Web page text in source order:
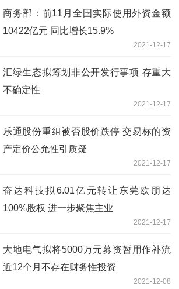
商务部：前11月全国实际使用外资金额
10422亿元 同比增长15.9%
2021-12-17
汇绿生态拟筹划非公开发行事项 存重大
不确定性
2021-12-17
乐通股份重组被否股价跌停 交易标的资
产定价公允性引质疑
2021-12-17
奋达科技拟6.01亿元转让东莞欧朋达
100%股权 进一步聚焦主业
2021-12-17
大地电气拟将5000万元募资暂用作补流
近12个月不存在财务性投资
2021-12-08